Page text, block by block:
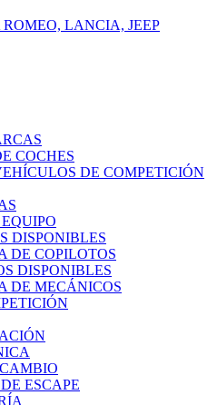
ROMEO, LANCIA, JEEP
COCHES
DE COMPETICIÓN
DISPONIBLES
DE COPILOTOS
DISPONIBLES
DE MECÁNICOS
ESCAPE